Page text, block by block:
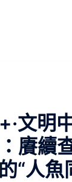
文明
賡續
“人魚